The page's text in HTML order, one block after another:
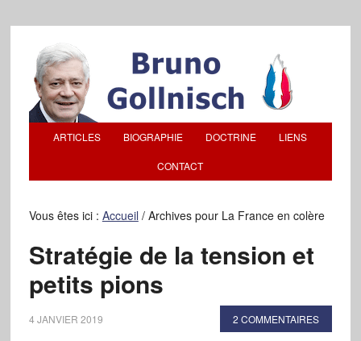
ARTICLES BIOGRAPHIE DOCTRINE LIENS
CONTACT
Vous êtes ici : Accueil /Archives pour La France en colère
Stratégie de la tension et
petits pions
4 JANVIER 2019 2 COMMENTAIRES